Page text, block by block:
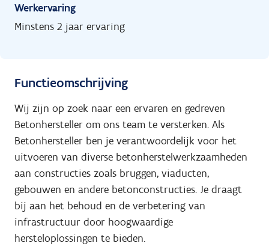
Werkervaring
Minstens 2 jaar ervaring
Functieomschrijving
Wij zijn op zoek naar een ervaren en gedreven
Betonhersteller om ons team te versterken. Als
Betonhersteller ben je verantwoordelijk voor het
uitvoeren van diverse betonherstelwerkzaamheden
aan constructies zoals bruggen, viaducten,
gebouwen en andere betonconstructies. Je draagt
bij aan het behoud en de verbetering van
infrastructuur door hoogwaardige
hersteloplossingen te bieden.